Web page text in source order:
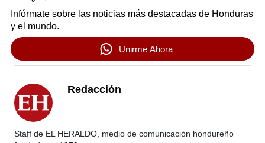
Infórmate sobre las noticias más destacadas de Honduras
y el mundo.
Unirme Ahora
Redacción
Staff de EL HERALDO, medio de comunicación hondureño